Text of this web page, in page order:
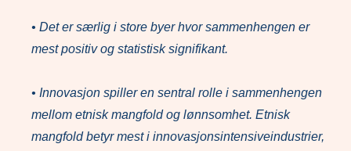
• Det er særlig i store byer hvor sammenhengen er
mest positiv og statistisk signifikant.
• Innovasjon spiller en sentral rolle i sammenhengen
mellom etnisk mangfold og lønnsomhet. Etnisk
mangfold betyr mest i innovasjonsintensiveindustrier,